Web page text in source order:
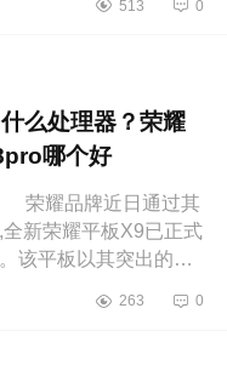
有4月份的小米平板6和
513 0
么处理器？荣耀
哪个好
耀品牌近日通过其
新荣耀平板X9已正式
该平板以其突出的性
大家介绍下荣耀平板
263 0